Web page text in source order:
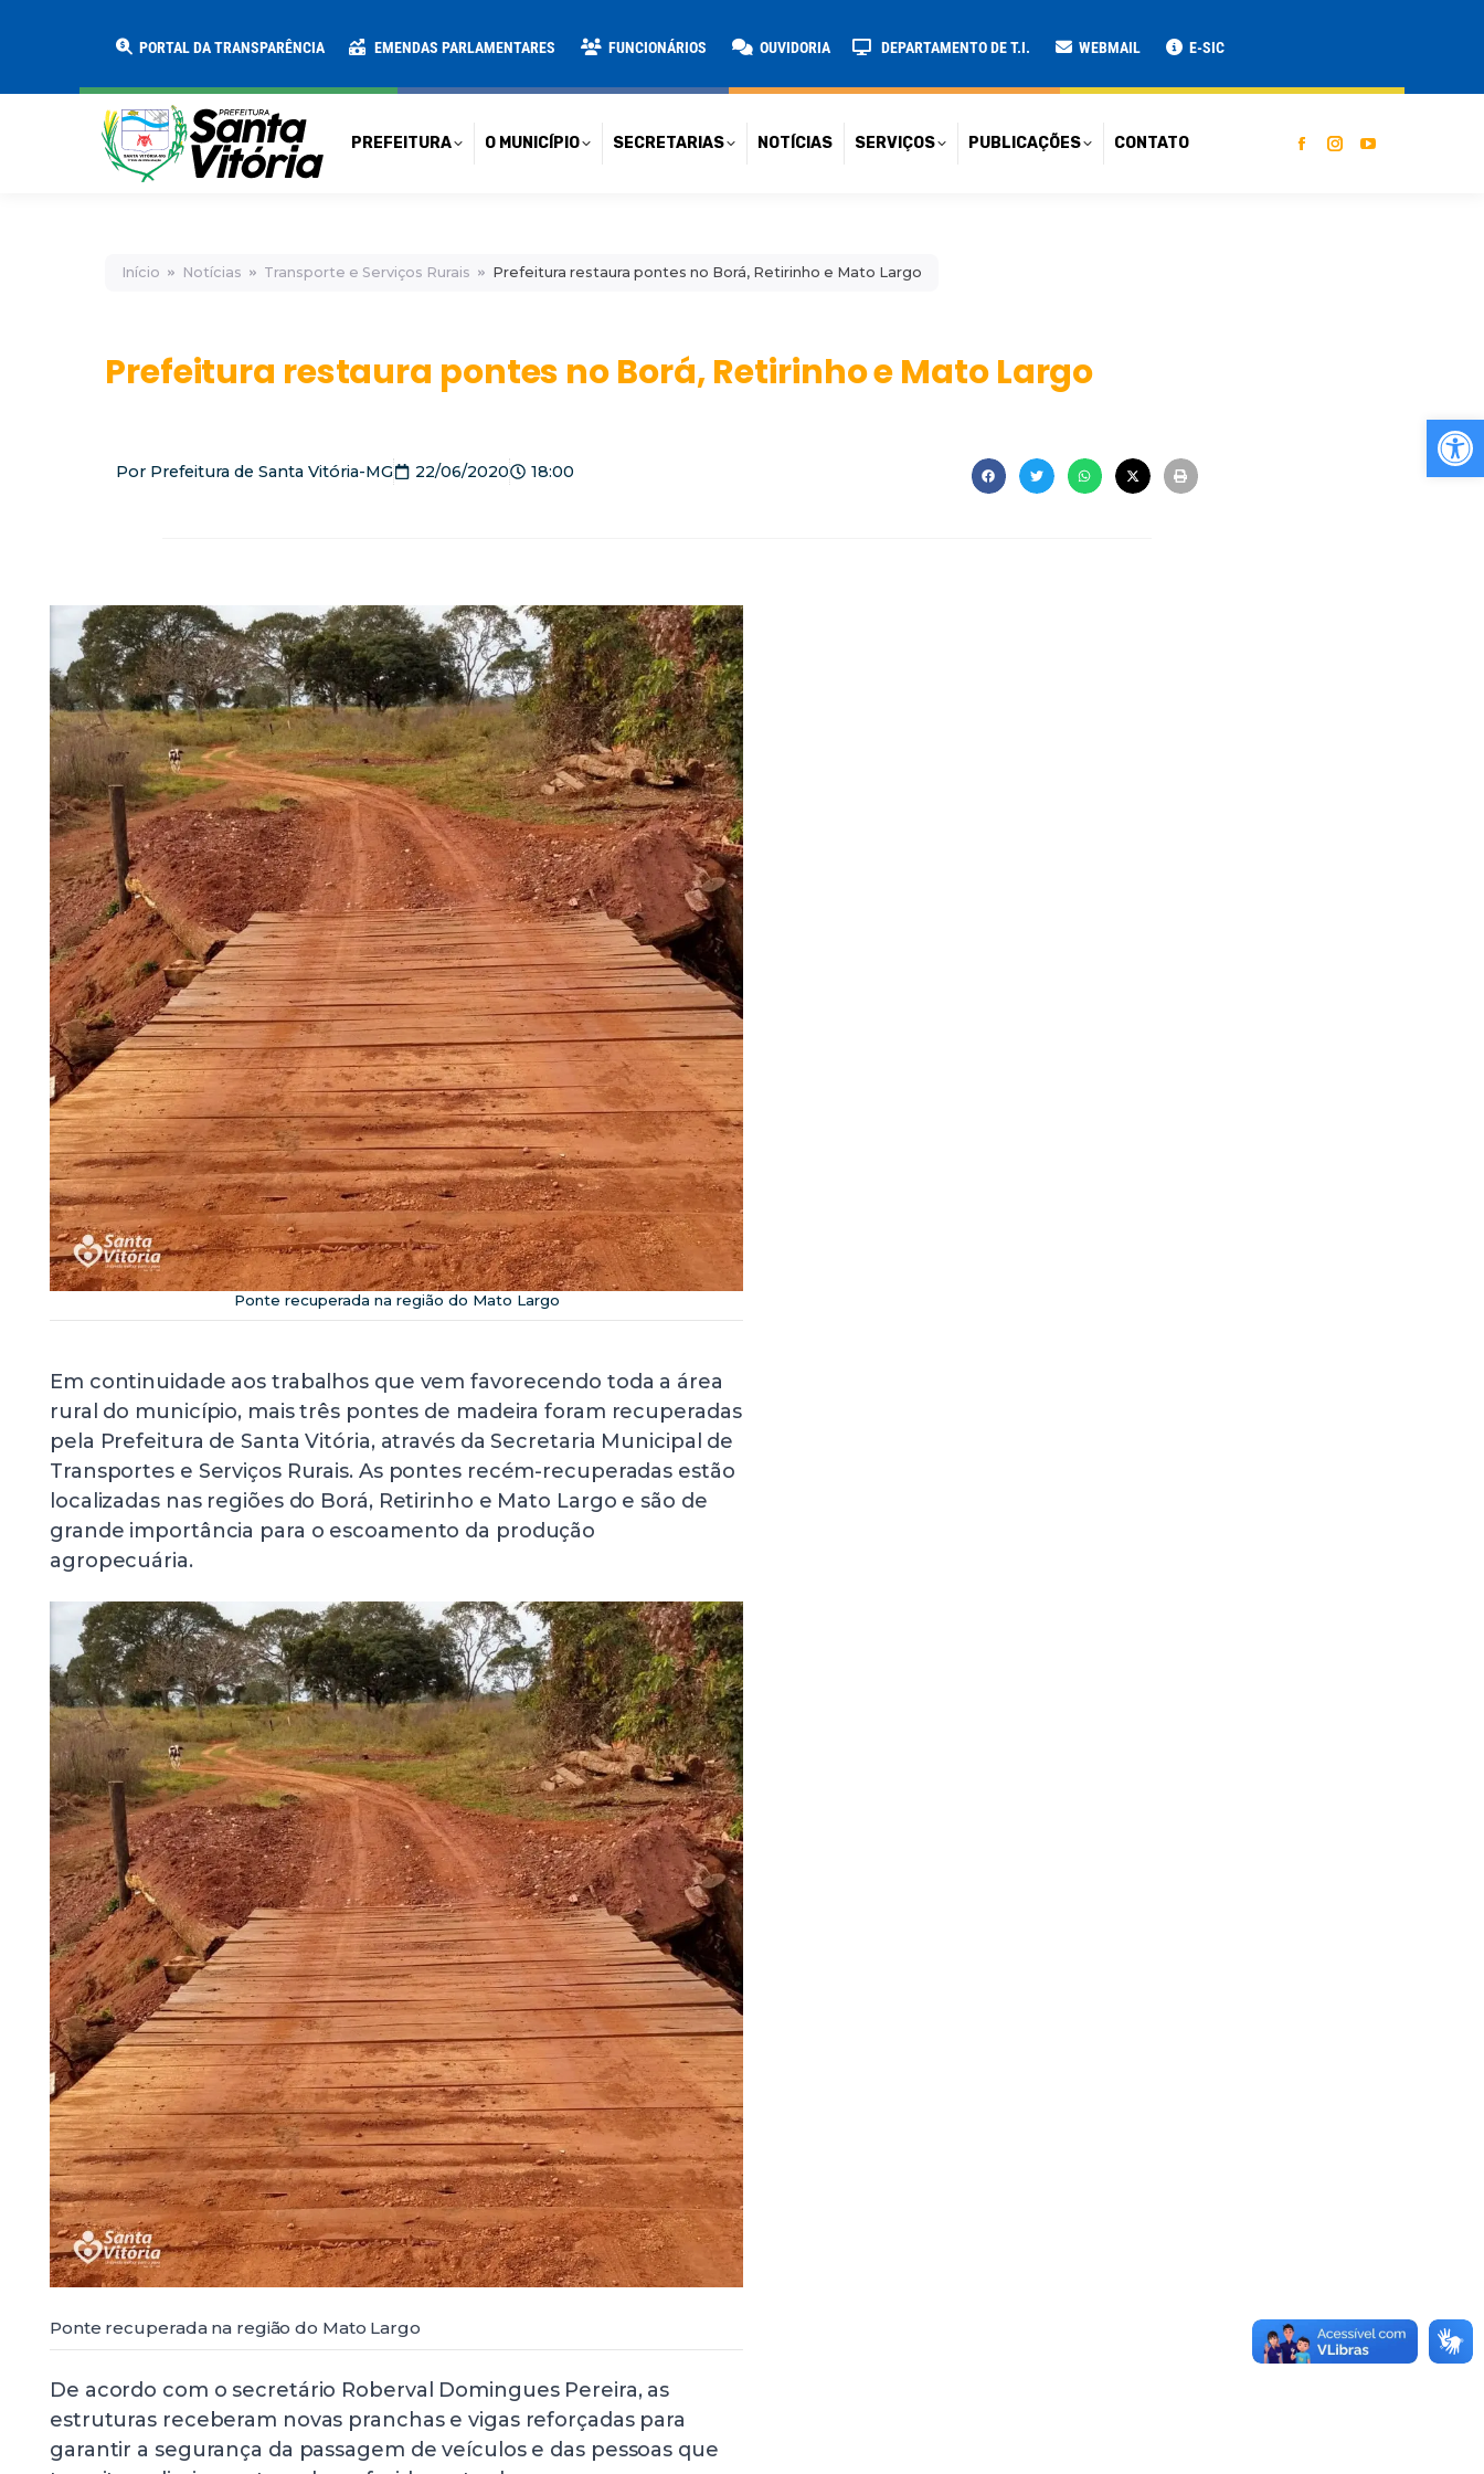
PORTAL DA TRANSPARÊNCIA EMENDAS PARLAMENTARES FUNCIONÁRIOS OUVIDORIA DEPARTAMENTO DE T.I. WEBMAIL E-SIC
PREFEITURA O MUNICÍPIO SECRETARIAS NOTÍCIAS SERVIÇOS PUBLICAÇÕES CONTATO
Início Notícias Transporte e Serviços Rurais Prefeitura restaura pontes no Borá, Retirinho e Mato Largo
Prefeitura restaura pontes no Borá, Retirinho e Mato Largo
Por Prefeitura de Santa Vitória-MG 22/06/2020 18:00
Ponte recuperada na região do Mato Largo
Em continuidade aos trabalhos que vem favorecendo toda a área
rural do município, mais três pontes de madeira foram recuperadas
pela Prefeitura de Santa Vitória, através da Secretaria Municipal de
Transportes e Serviços Rurais. As pontes recém-recuperadas estão
localizadas nas regiões do Borá, Retirinho e Mato Largo e são de
grande importância para o escoamento da produção
agropecuária.
Ponte recuperada na região do Mato Largo
De acordo com o secretário Roberval Domingues Pereira, as
estruturas receberam novas pranchas e vigas reforçadas para
garantir a segurança da passagem de veículos e das pessoas que